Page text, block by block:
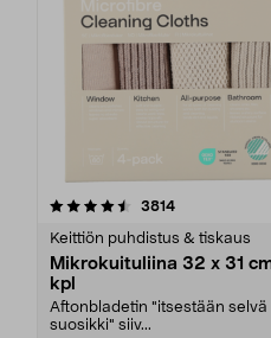
3814arvostelut
Keittiön puhdistus & tiskaus
Mikrokuituliina 32 x 31
kpl
Aftonbladetin "itsestään selvä
suosikki" siiv...
4.5viidestä